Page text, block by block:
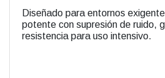
Diseñado para entornos
potente con supresión de ruido,
resistencia para uso intensivo.